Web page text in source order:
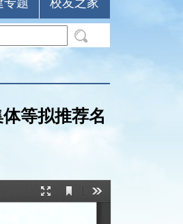
专题 校友之家
等拟推荐名